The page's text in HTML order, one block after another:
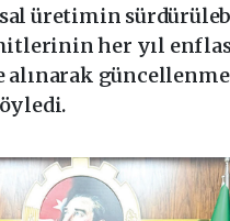
üretimin
her yıl
alınarak